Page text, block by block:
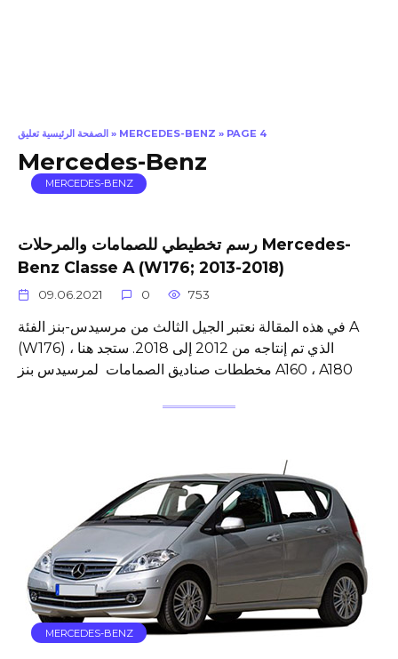
الصفحة الرئيسية تعليق » MERCEDES-BENZ » PAGE 4
Mercedes-Benz
MERCEDES-BENZ
رسم تخطيطي للصمامات والمرحلات Mercedes-
Benz Classe A (W176; 2013-2018)
09.06.2021 0 753
في هذه المقالة نعتبر الجيل الثالث من مرسيدس-بنز الفئة A
(W176) ، الذي تم إنتاجه من 2012 إلى 2018. ستجد هنا
مخططات صناديق الصمامات لمرسيدس بنز A160 ، A180
MERCEDES-BENZ